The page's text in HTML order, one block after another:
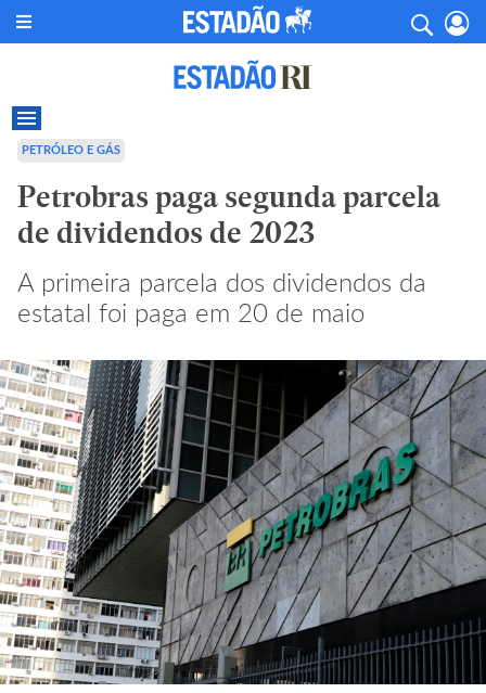
PETRÓLEO E GÁS
Petrobras paga segunda parcela
de dividendos de 2023
A primeira parcela dos dividendos da
estatal foi paga em 20 de maio